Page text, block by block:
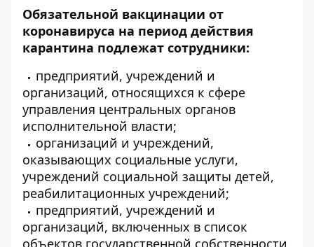
Обязательной вакцинации от
коронавируса на период действия
карантина подлежат сотрудники:
предприятий, учреждений и
организаций, относящихся к сфере
управления центральных органов
исполнительной власти;
организаций и учреждений,
оказывающих социальные услуги,
учреждений социальной защиты детей,
реабилитационных учреждений;
предприятий, учреждений и
организаций, включенных в список
объектов государственной собственности